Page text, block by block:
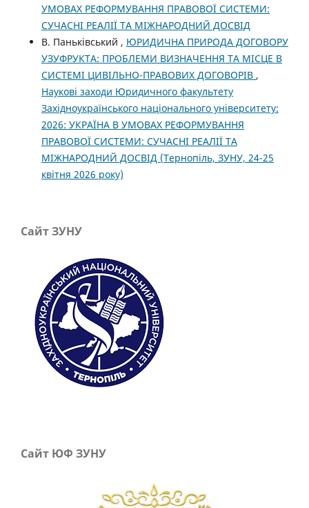
УМОВАХ РЕФОРМУВАННЯ ПРАВОВОЇ СИСТЕМИ:
СУЧАСНІ РЕАЛІЇ ТА МІЖНАРОДНИЙ ДОСВІД
В. Паньківський , ЮРИДИЧНА ПРИРОДА ДОГОВОРУ
УЗУФРУКТА: ПРОБЛЕМИ ВИЗНАЧЕННЯ ТА МІСЦЕ В
СИСТЕМІ ЦИВІЛЬНО-ПРАВОВИХ ДОГОВОРІВ ,
Наукові заходи Юридичного факультету
Західноукраїнського національного університету:
2026: УКРАЇНА В УМОВАХ РЕФОРМУВАННЯ
ПРАВОВОЇ СИСТЕМИ: СУЧАСНІ РЕАЛІЇ ТА
МІЖНАРОДНИЙ ДОСВІД (Тернопіль, ЗУНУ, 24-25
квітня 2026 року)
Сайт ЗУНУ
Сайт ЮФ ЗУНУ